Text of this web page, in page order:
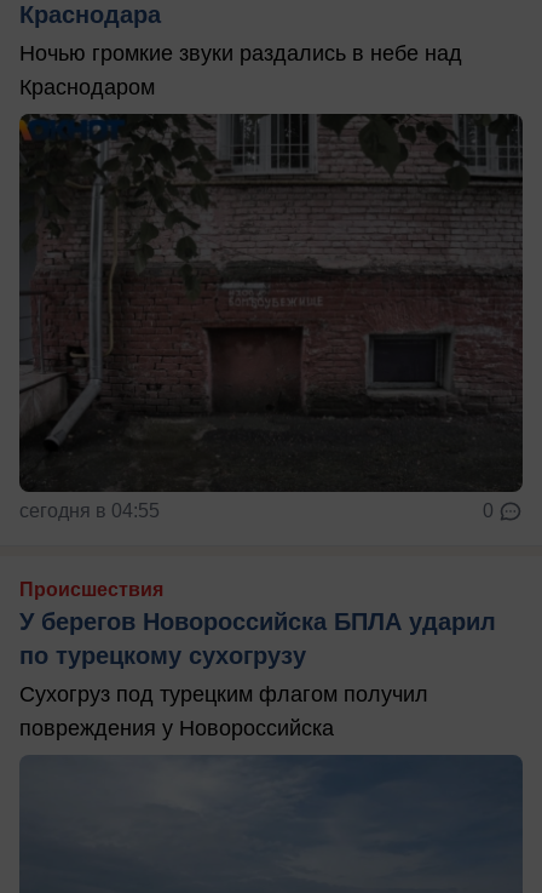
Краснодара
Ночью громкие звуки раздались в небе над
Краснодаром
сегодня в 04:55 0
Происшествия
У берегов Новороссийска БПЛА ударил
по турецкому сухогрузу
Сухогруз под турецким флагом получил
повреждения у Новороссийска